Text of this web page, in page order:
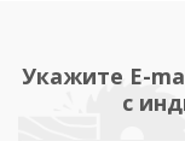
Укажите E-
с